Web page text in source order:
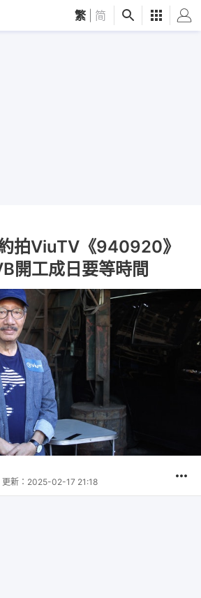
繁 简
拍ViuTV《940920》
開工成日要等時間
更新： 2025-02-17 21:18